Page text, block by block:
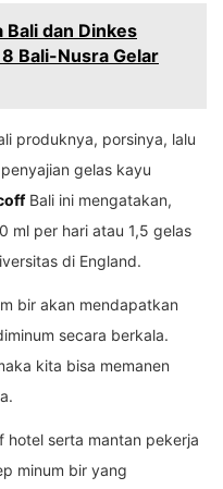
Bali dan Dinkes
Bali-Nusra Gelar
produknya, porsinya, lalu
gelas kayu
Bali ini mengatakan,
ml per hari atau 1,5 gelas
di England.
bir akan mendapatkan
secara berkala.
kita bisa memanen
hotel serta mantan pekerja
minum bir yang